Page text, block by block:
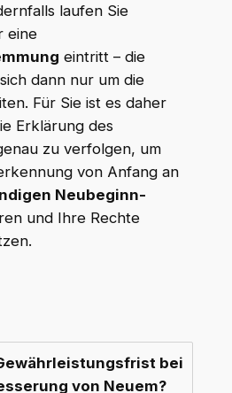
laufen Sie
eine
eintritt – die
dann nur um die
Für Sie ist es daher
Erklärung des
zu verfolgen, um
von Anfang an
Neubeginn-
und Ihre Rechte
bei
von Neuem?